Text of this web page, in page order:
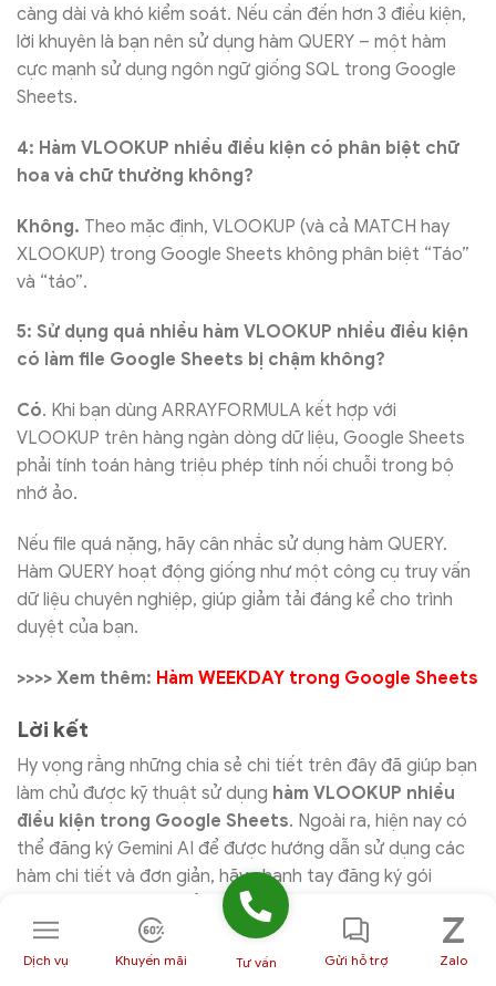
càng dài và khó kiểm soát. Nếu cần đến hơn 3 điều kiện,
lời khuyên là bạn nên sử dụng hàm QUERY – một hàm
cực mạnh sử dụng ngôn ngữ giống SQL trong Google
Sheets.
4: Hàm VLOOKUP nhiều điều kiện có phân biệt chữ
hoa và chữ thường không?
Không. Theo mặc định, VLOOKUP (và cả MATCH hay
XLOOKUP) trong Google Sheets không phân biệt “Táo”
và “táo”.
5: Sử dụng quá nhiều hàm VLOOKUP nhiều điều kiện
có làm file Google Sheets bị chậm không?
Có. Khi bạn dùng ARRAYFORMULA kết hợp với
VLOOKUP trên hàng ngàn dòng dữ liệu, Google Sheets
phải tính toán hàng triệu phép tính nối chuỗi trong bộ
nhớ ảo.
Nếu file quá nặng, hãy cân nhắc sử dụng hàm QUERY.
Hàm QUERY hoạt động giống như một công cụ truy vấn
dữ liệu chuyên nghiệp, giúp giảm tải đáng kể cho trình
duyệt của bạn.
>>>> Xem thêm: Hàm WEEKDAY trong Google Sheets
Lời kết
Hy vọng rằng những chia sẻ chi tiết trên đây đã giúp bạn
làm chủ được kỹ thuật sử dụng hàm VLOOKUP nhiều
điều kiện trong Google Sheets. Ngoài ra, hiện nay có
thể đăng ký Gemini AI để được hướng dẫn sử dụng các
hàm chi tiết và đơn giản, hãy nhanh tay đăng ký gói
Google Workspace để sở hữu Gemini AI được tích hợp
vào bộ công cụ Google Sheet, Docs,….
Dịch vụ Khuyến mãi Tư vấn Gửi hỗ trợ Zalo